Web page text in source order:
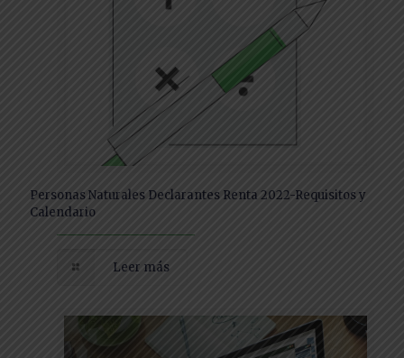
Personas Naturales Declarantes Renta 2022-Requisitos y
Calendario
Leer más